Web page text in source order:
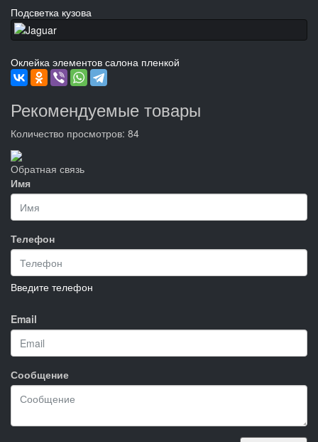
Подсветка кузова
Оклейка элементов салона пленкой
Рекомендуемые товары
Количество просмотров: 84
Обратная связь
Имя
Телефон
Введите телефон
Email
Сообщение